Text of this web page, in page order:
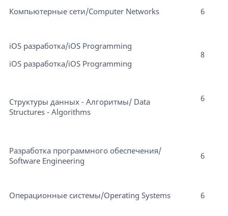
Компьютерные сети/Computer Networks 6
iOS разработка/iOS Programming
iOS разработка/iOS Programming
8
Структуры данных - Алгоритмы/ Data
Structures - Algorithms
6
Разработка программного обеспечения/
Software Engineering
6
Операционные системы/Operating Systems 6